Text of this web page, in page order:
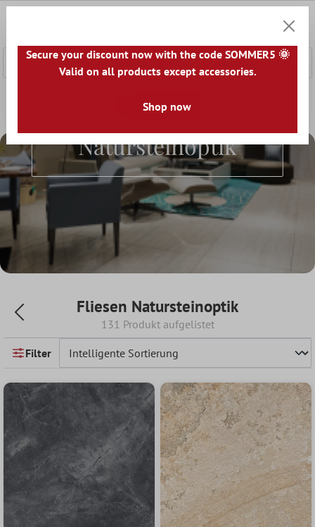
Fliesen nach Optik
Fliesen
Natursteinoptik
Fliesen Natursteinoptik
131 Produkt aufgelistet
Filter
Secure your discount now with the code SOMMER5 🌞
Valid on all products except accessories.
Shop now